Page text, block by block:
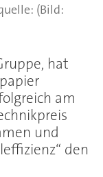
(Bild:
hat
am
und
den